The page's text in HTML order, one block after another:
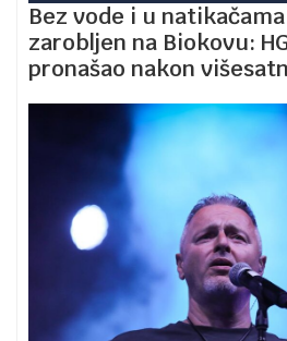
Bez vode i u
zarobljen na Biokovu:
pronašao nakon